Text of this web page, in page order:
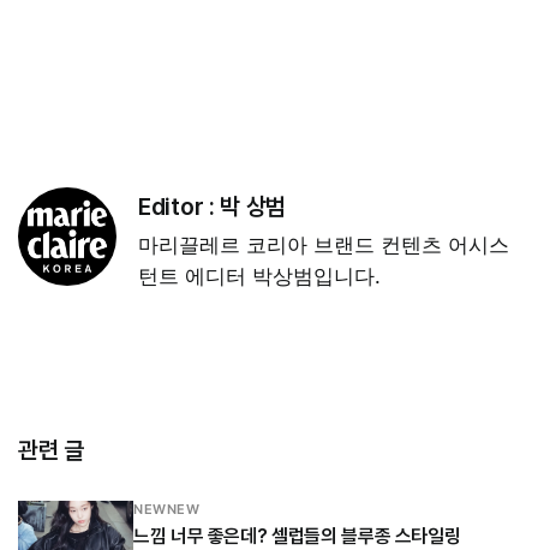
Editor : 박 상범
마리끌레르 코리아 브랜드 컨텐츠 어시스
턴트 에디터 박상범입니다.
관련 글
NEWNEW
느낌 너무 좋은데? 셀럽들의 블루종 스타일링